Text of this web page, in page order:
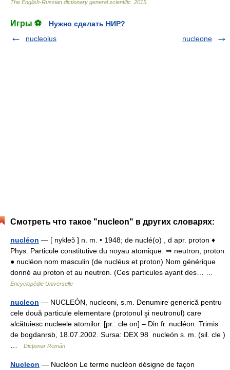
The English-Russian dictionary general scientific 2015
Игры ⚽
Нужно сделать НИР?
nucleolus
nucleone
Смотреть что такое "nucleon" в других словарях:
nucléon — [ nykleɔ̃ ] n. m. • 1948; de nuclé(o) , d apr. proton ♦
Phys. Particule constitutive du noyau atomique. ⇒ neutron, proton.
● nucléon nom masculin (de nucléus et proton) Nom générique
donné au proton et au neutron. (Ces particules ayant des… …
Encyclopédie Universelle
nucleon — NUCLEÓN, nucleoni, s.m. Denumire generică pentru
cele două particule elementare (protonul şi neutronul) care
alcătuiesc nucleele atomilor. [pr.: cle on] – Din fr. nucléon. Trimis
de bogdanrsb, 18.07.2002. Sursa: DEX 98 nucleón s. m. (sil. cle )
Dicționar Român
Nucleon — Nucléon Le terme nucléon désigne de façon